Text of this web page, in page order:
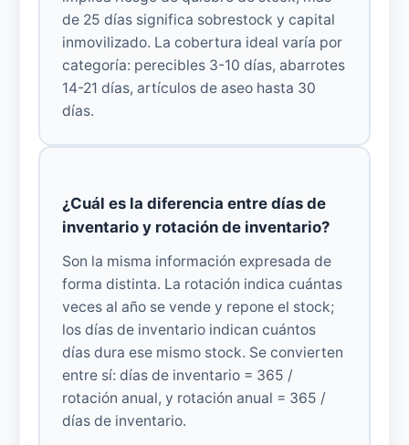
de 25 días significa sobrestock y capital
inmovilizado. La cobertura ideal varía por
categoría: perecibles 3-10 días, abarrotes
14-21 días, artículos de aseo hasta 30
días.
¿Cuál es la diferencia entre días de
inventario y rotación de inventario?
Son la misma información expresada de
forma distinta. La rotación indica cuántas
veces al año se vende y repone el stock;
los días de inventario indican cuántos
días dura ese mismo stock. Se convierten
entre sí: días de inventario = 365 /
rotación anual, y rotación anual = 365 /
días de inventario.